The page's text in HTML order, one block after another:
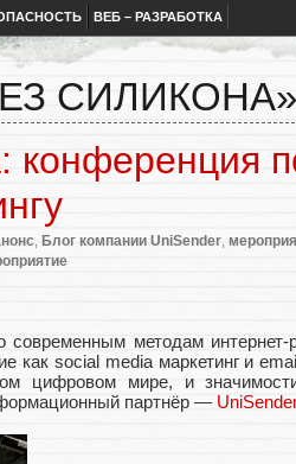
ВЕБ – РАЗРАБОТКА
СИЛИКОНА»
конференция
, Блог компании UniSender,
методам
как social media маркетинг и
цифровом мире, и
партнёр — UniSender